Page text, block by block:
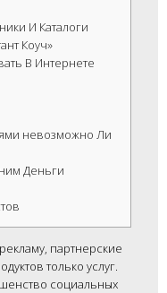
И Каталоги
Коуч»
В Интернете
невозможно Ли
Деньги
партнерские
только услуг.
социальных